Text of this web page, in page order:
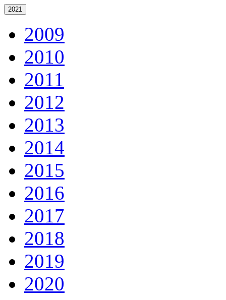
2021
2009
2010
2011
2012
2013
2014
2015
2016
2017
2018
2019
2020